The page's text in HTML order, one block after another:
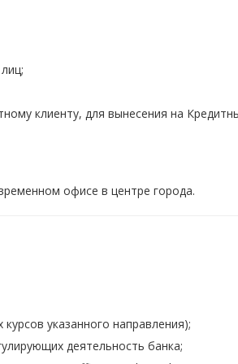
клиенту, для вынесения на
офисе в центре города.
указанного направления);
деятельность банка;